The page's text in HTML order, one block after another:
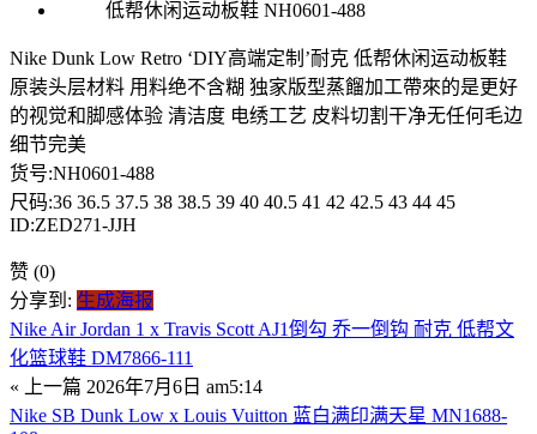
Nike Dunk Low Retro ‘DIY高端定制’耐克 低帮休闲运动板鞋
原装头层材料 用料绝不含糊 独家版型蒸餾加工帶來的是更好
的视觉和脚感体验 清洁度 电绣工艺 皮料切割干净无任何毛边
细节完美
货号:NH0601-488
尺码:36 36.5 37.5 38 38.5 39 40 40.5 41 42 42.5 43 44 45
ID:ZED271-JJH
赞 (0)
分享到: 生成海报
Nike Air Jordan 1 x Travis Scott AJ1倒勾 乔一倒钩 耐克 低帮文
化篮球鞋 DM7866-111
« 上一篇 2026年7月6日 am5:14
Nike SB Dunk Low x Louis Vuitton 蓝白满印满天星 MN1688-